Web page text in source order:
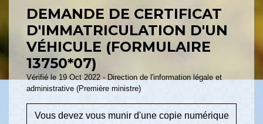
DEMANDE DE CERTIFICAT
D'IMMATRICULATION D'UN
VÉHICULE (FORMULAIRE
13750*07)
Vérifié le 19 Oct 2022 - Direction de l'information légale et
administrative (Première ministre)
Vous devez vous munir d'une copie numérique